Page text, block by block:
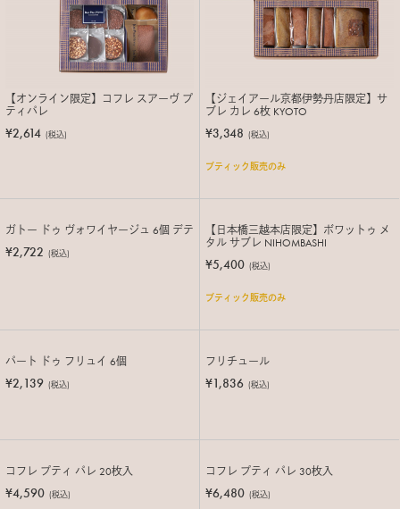
【オンライン限定】コフレ スアーヴ プ
ティパレ
¥2,614 (税込)
【ジェイアール京都伊勢丹店限定】サ
ブレ カレ 6枚 KYOTO
¥3,348 (税込)
ブティック販売のみ
ガトー ドゥ ヴォワイヤージュ 6個 デテ
¥2,722 (税込)
【日本橋三越本店限定】ボワットゥ メ
タル サブレ NIHOMBASHI
¥5,400 (税込)
ブティック販売のみ
パート ドゥ フリュイ 6個
¥2,139 (税込)
フリチュール
¥1,836 (税込)
コフレ プティ パレ 20枚入
¥4,590 (税込)
コフレ プティ パレ 30枚入
¥6,480 (税込)